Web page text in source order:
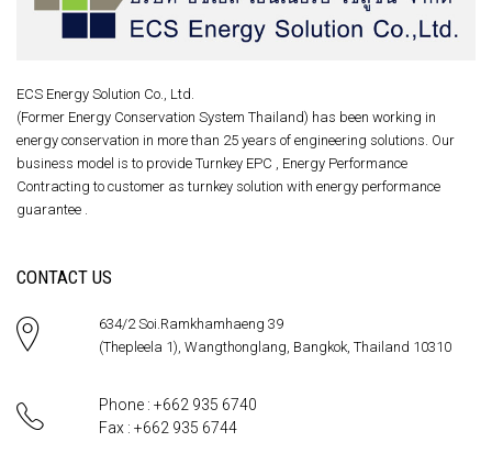
ECS Energy Solution Co., Ltd.
(Former Energy Conservation System Thailand) has been working in
energy conservation in more than 25 years of engineering solutions. Our
business model is to provide Turnkey EPC , Energy Performance
Contracting to customer as turnkey solution with energy performance
guarantee .
CONTACT US
634/2 Soi.Ramkhamhaeng 39
(Thepleela 1), Wangthonglang, Bangkok, Thailand 10310
Phone : +662 935 6740
Fax : +662 935 6744